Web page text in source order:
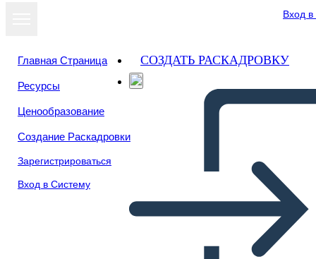
Вход
Главная Страница
Ресурсы
Ценообразование
Создание Раскадровки
Зарегистрироваться
Вход в Систему
СОЗДАТЬ РАСКАДРОВКУ